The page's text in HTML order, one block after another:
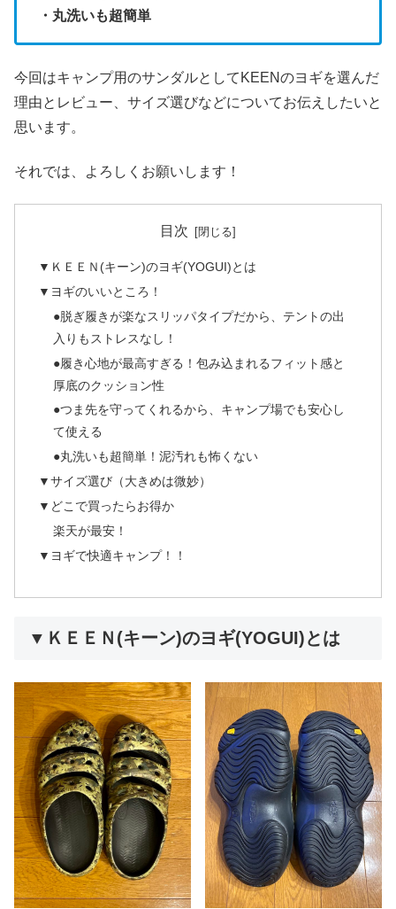
・丸洗いも超簡単
今回はキャンプ用のサンダルとしてKEENのヨギを選んだ
理由とレビュー、サイズ選びなどについてお伝えしたいと
思います。
それでは、よろしくお願いします！
目次
▼ＫＥＥＮ(キーン)のヨギ(YOGUI)とは
▼ヨギのいいところ！
●脱ぎ履きが楽なスリッパタイプだから、テントの出
入りもストレスなし！
●履き心地が最高すぎる！包み込まれるフィット感と
厚底のクッション性
●つま先を守ってくれるから、キャンプ場でも安心し
て使える
●丸洗いも超簡単！泥汚れも怖くない
▼サイズ選び（大きめは微妙）
▼どこで買ったらお得か
楽天が最安！
▼ヨギで快適キャンプ！！
▼ＫＥＥＮ(キーン)のヨギ(YOGUI)とは